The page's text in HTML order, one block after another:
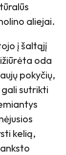
aliejai.
į šaltąjį
oda
pokyčių,
sutrikti
kelią,